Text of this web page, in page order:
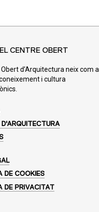
CENTRE OBERT
Obert d’Arquitectura neix com a
i cultura
D'ARQUITECTURA
DE COOKIES
DE PRIVACITAT